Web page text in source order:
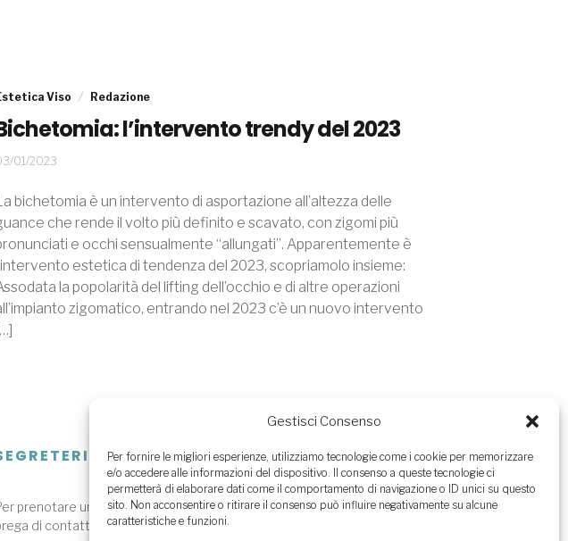
Gestisci Consenso
Per fornire le migliori esperienze, utilizziamo tecnologie come i cookie per memorizzare
e/o accedere alle informazioni del dispositivo. Il consenso a queste tecnologie ci
permetterà di elaborare dati come il comportamento di navigazione o ID unici su questo
sito. Non acconsentire o ritirare il consenso può influire negativamente su alcune
caratteristiche e funzioni.
Viso Redazione
l’intervento trendy del 2023
01/2023
bichetomia è un intervento di asportazione all’altezza delle
che rende il volto più definito e scavato, con zigomi più
e occhi sensualmente “allungati”. Apparentemente è
estetica di tendenza del 2023, scopriamolo insieme:
la popolarità del lifting dell’occhio e di altre operazioni
zigomatico, entrando nel 2023 c’è un nuovo intervento
prenotare una visita specialistica con la Dott.ssa Arianna Maiorella si
di contattare nei giorni feriali ai seguenti riferimenti: